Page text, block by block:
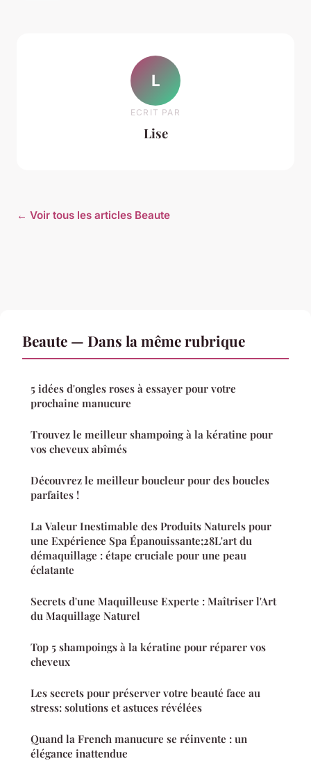
L
ECRIT PAR
Lise
← Voir tous les articles Beaute
Beaute — Dans la même rubrique
5 idées d'ongles roses à essayer pour votre
prochaine manucure
Trouvez le meilleur shampoing à la kératine pour
vos cheveux abîmés
Découvrez le meilleur boucleur pour des boucles
parfaites !
La Valeur Inestimable des Produits Naturels pour
une Expérience Spa Épanouissante;28L'art du
démaquillage : étape cruciale pour une peau
éclatante
Secrets d'une Maquilleuse Experte : Maîtriser l'Art
du Maquillage Naturel
Top 5 shampoings à la kératine pour réparer vos
cheveux
Les secrets pour préserver votre beauté face au
stress: solutions et astuces révélées
Quand la French manucure se réinvente : un
élégance inattendue